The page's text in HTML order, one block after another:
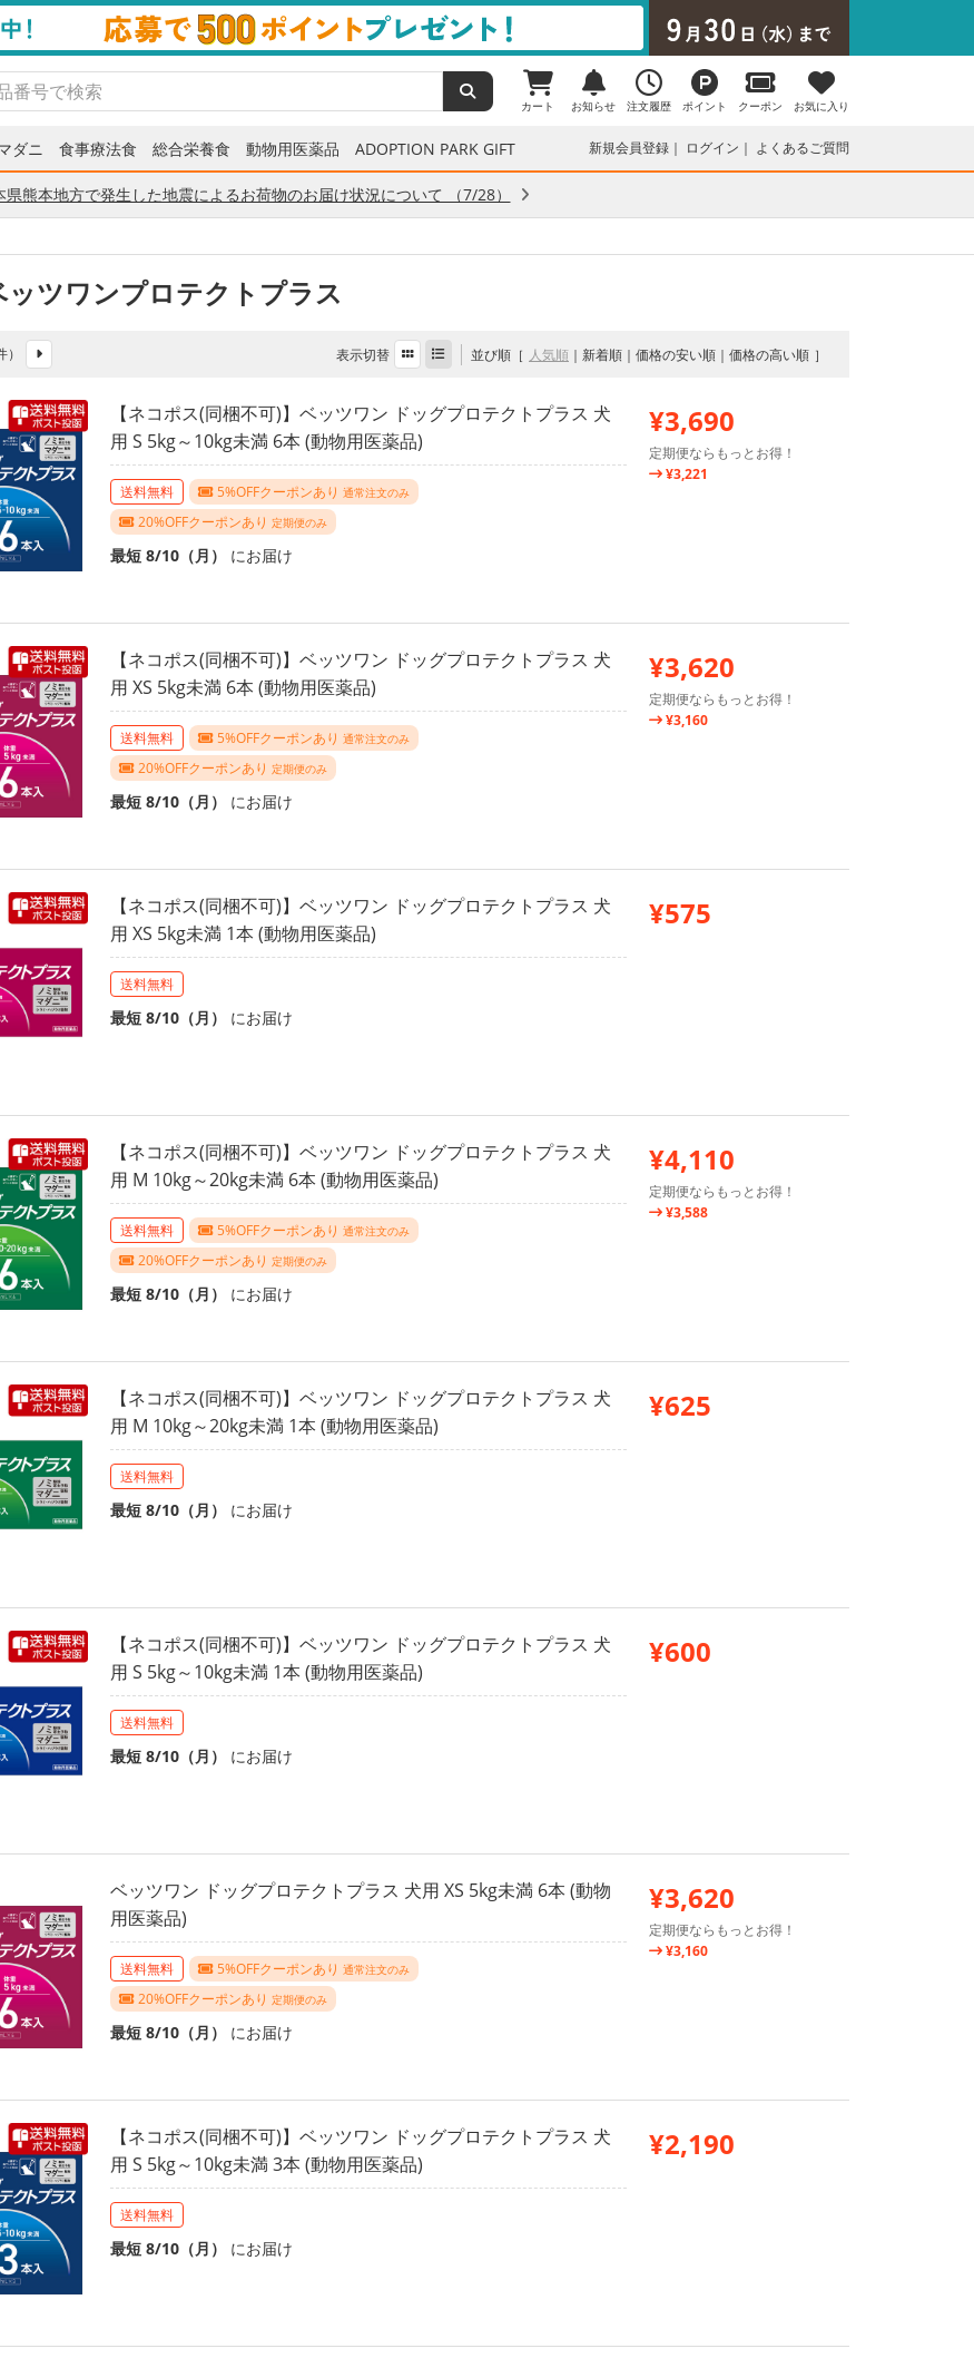
カート お知らせ 注文履歴 ポイント クーポン お気に入り
ダニ 食事療法食 総合栄養食 動物用医薬品 ADOPTION PARK GIFT 新規会員登録 ログイン よくあるご質問
県熊本地方で発生した地震によるお荷物のお届け状況について （7/28）
ッツワンプロテクトプラス
表示切替 並び順 人気順 新着順 価格の安い順 価格の高い順
【ネコポス(同梱不可)】ベッツワン ドッグプロテクトプラス 犬
用 S 5kg～10kg未満 6本 (動物用医薬品)
送料無料 5%OFFクーポンあり 通常注文のみ
20%OFFクーポンあり 定期便のみ
最短 8/10（月） にお届け
¥3,690
定期便ならもっとお得！
¥3,221
【ネコポス(同梱不可)】ベッツワン ドッグプロテクトプラス 犬
用 XS 5kg未満 6本 (動物用医薬品)
送料無料 5%OFFクーポンあり 通常注文のみ
20%OFFクーポンあり 定期便のみ
最短 8/10（月） にお届け
¥3,620
定期便ならもっとお得！
¥3,160
【ネコポス(同梱不可)】ベッツワン ドッグプロテクトプラス 犬
用 XS 5kg未満 1本 (動物用医薬品)
送料無料
最短 8/10（月） にお届け
¥575
【ネコポス(同梱不可)】ベッツワン ドッグプロテクトプラス 犬
用 M 10kg～20kg未満 6本 (動物用医薬品)
送料無料 5%OFFクーポンあり 通常注文のみ
20%OFFクーポンあり 定期便のみ
最短 8/10（月） にお届け
¥4,110
定期便ならもっとお得！
¥3,588
【ネコポス(同梱不可)】ベッツワン ドッグプロテクトプラス 犬
用 M 10kg～20kg未満 1本 (動物用医薬品)
送料無料
最短 8/10（月） にお届け
¥625
【ネコポス(同梱不可)】ベッツワン ドッグプロテクトプラス 犬
用 S 5kg～10kg未満 1本 (動物用医薬品)
送料無料
最短 8/10（月） にお届け
¥600
ベッツワン ドッグプロテクトプラス 犬用 XS 5kg未満 6本 (動物
用医薬品)
送料無料 5%OFFクーポンあり 通常注文のみ
20%OFFクーポンあり 定期便のみ
最短 8/10（月） にお届け
¥3,620
定期便ならもっとお得！
¥3,160
【ネコポス(同梱不可)】ベッツワン ドッグプロテクトプラス 犬
用 S 5kg～10kg未満 3本 (動物用医薬品)
送料無料
最短 8/10（月） にお届け
¥2,190